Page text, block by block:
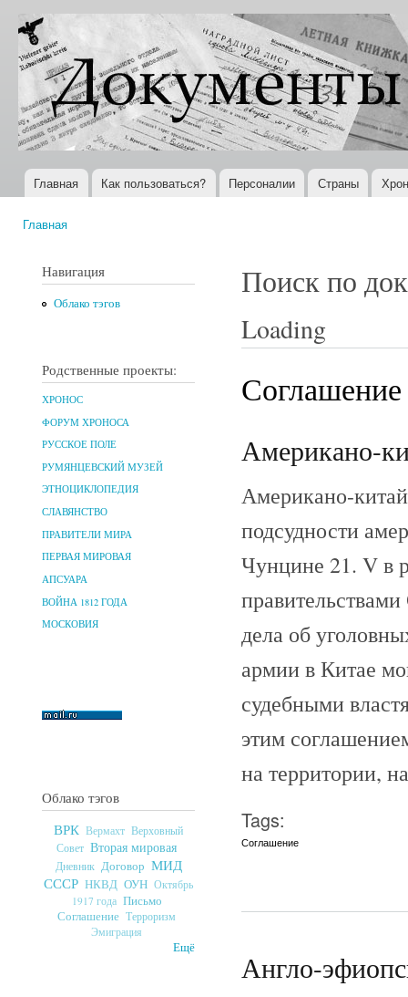
Документы
XX века
Всемирная
история в
Интернете
Главное меню
Главная Как пользоваться? Персоналии Страны
Главная
Навигация
Облако тэгов
Родственные проекты:
ХРОНОС
ФОРУМ ХРОНОСА
РУССКОЕ ПОЛЕ
РУМЯНЦЕВСКИЙ МУЗЕЙ
ЭТНОЦИКЛОПЕДИЯ
СЛАВЯНСТВО
ПРАВИТЕЛИ МИРА
ПЕРВАЯ МИРОВАЯ
АПСУАРА
ВОЙНА 1812 ГОДА
МОСКОВИЯ
Облако тэгов
ВРК Вермахт Верховный
Совет Вторая мировая
Дневник Договор МИД
СССР НКВД ОУН Октябрь
1917 года Письмо
Соглашение Терроризм
Эмиграция
Ещё
Поиск по
Loading
Соглашение
Американо-
Американо-
подсудности
Чунцине 21. V в
дела об
армии в Китае
судебными
этим
на территории,
Tags:
Соглашение
Англо-